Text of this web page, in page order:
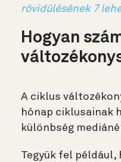
rövidülésének 7
Hogyan
A ciklus
hónap ciklusainak
különbség
Tegyük fel például,